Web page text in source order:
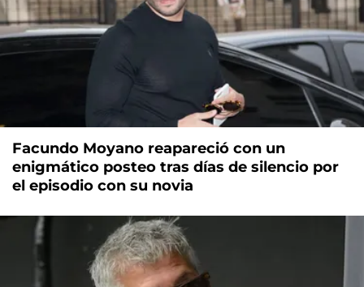
Facundo Moyano reapareció con un
enigmático posteo tras días de silencio por
el episodio con su novia